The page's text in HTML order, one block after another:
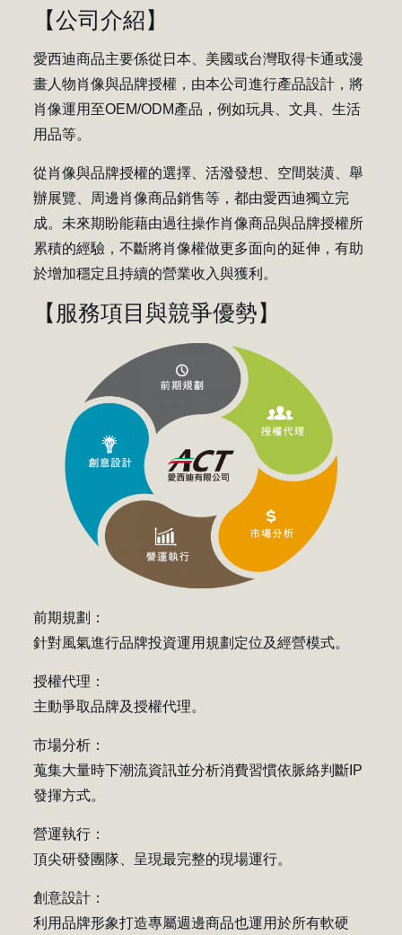
【公司介紹】
愛西迪商品主要係從日本、美國或台灣取得卡通或漫
畫人物肖像與品牌授權，由本公司進行產品設計，將
肖像運用至OEM/ODM產品，例如玩具、文具、生活
用品等。
從肖像與品牌授權的選擇、活潑發想、空間裝潢、舉
辦展覽、周邊肖像商品銷售等，都由愛西迪獨立完
成。未來期盼能藉由過往操作肖像商品與品牌授權所
累積的經驗，不斷將肖像權做更多面向的延伸，有助
於增加穩定且持續的營業收入與獲利。
【服務項目與競爭優勢】
前期規劃：
針對風氣進行品牌投資運用規劃定位及經營模式。
授權代理：
主動爭取品牌及授權代理。
市場分析：
蒐集大量時下潮流資訊並分析消費習慣依脈絡判斷IP
發揮方式。
營運執行：
頂尖研發團隊、呈現最完整的現場運行。
創意設計：
利用品牌形象打造專屬週邊商品也運用於所有軟硬